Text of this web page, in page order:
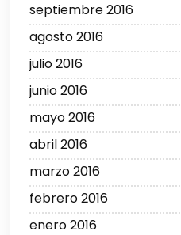
septiembre 2016
agosto 2016
julio 2016
junio 2016
mayo 2016
abril 2016
marzo 2016
febrero 2016
enero 2016